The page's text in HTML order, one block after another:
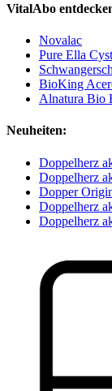
VitalAbo
Novalac
Pure Ella
BioKing
Alnatura Bio
Neuheiten:
Doppelherz
Doppelherz
Dopper
Doppelherz
Doppelherz